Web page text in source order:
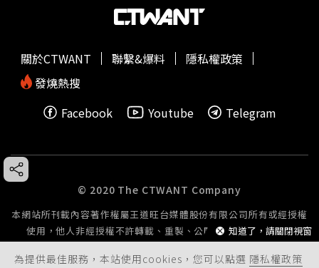
為提供最佳服務，本站使用cookies，您可以點選 隱私權政策
知道了，請關閉視窗
關於CTWANT 聯繫&爆料
隱私權政策
發燒熱搜
Facebook
Youtube Telegram
© 2020 The CTWANT Company
本網站所刊載內容著作權屬王道旺台媒體股份有限公司所有或經授權
使用，他人非經授權不許轉載、重製、公開播送或公開傳輸。